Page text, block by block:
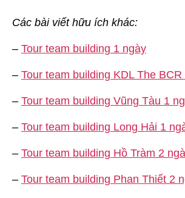
Các bài viết hữu ích khác:
– Tour team building 1 ngày
– Tour team building KDL The BCR
– Tour team building Vũng Tàu 1
– Tour team building Long Hải 1
– Tour team building Hồ Tràm 2
– Tour team building Phan Thiết 2